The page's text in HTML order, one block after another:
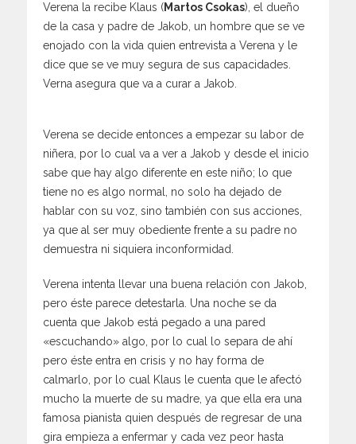
Verena la recibe Klaus (Martos Csokas), el dueño
de la casa y padre de Jakob, un hombre que se ve
enojado con la vida quien entrevista a Verena y le
dice que se ve muy segura de sus capacidades.
Verna asegura que va a curar a Jakob.
Verena se decide entonces a empezar su labor de
niñera, por lo cual va a ver a Jakob y desde el inicio
sabe que hay algo diferente en este niño; lo que
tiene no es algo normal, no solo ha dejado de
hablar con su voz, sino también con sus acciones,
ya que al ser muy obediente frente a su padre no
demuestra ni siquiera inconformidad.
Verena intenta llevar una buena relación con Jakob,
pero éste parece detestarla. Una noche se da
cuenta que Jakob está pegado a una pared
«escuchando» algo, por lo cual lo separa de ahí
pero éste entra en crisis y no hay forma de
calmarlo, por lo cual Klaus le cuenta que le afectó
mucho la muerte de su madre, ya que ella era una
famosa pianista quien después de regresar de una
gira empieza a enfermar y cada vez peor hasta